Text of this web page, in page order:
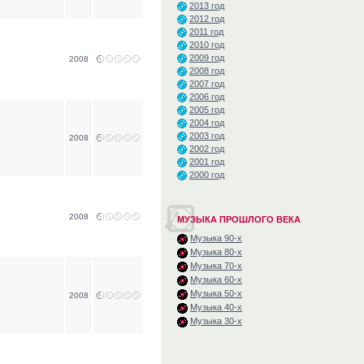
2008
2008
2008
2008
2013 год
2012 год
2011 год
2010 год
2009 год
2008 год
2007 год
2006 год
2005 год
2004 год
2003 год
2002 год
2001 год
2000 год
МУЗЫКА ПРОШЛОГО ВЕКА
Музыка 90-х
Музыка 80-х
Музыка 70-х
Музыка 60-х
Музыка 50-х
Музыка 40-х
Музыка 30-х